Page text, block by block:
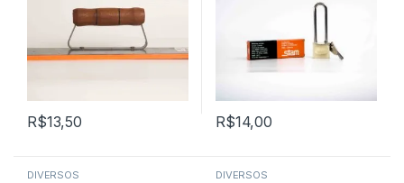
R$13,50 R$14,00
DIVERSOS DIVERSOS